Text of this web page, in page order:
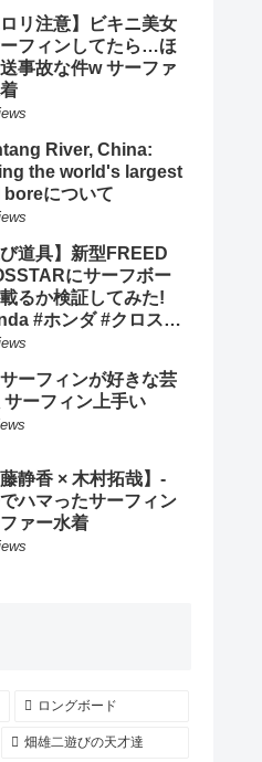
ロリ注意】ビキニ美女
フィンしてたら…ほ
事故な件w サーファ
River, China:
the world's largest
について
び道具】新型FREED
にサーフボー
載るか検証してみた!
#ホンダ #クロスタ
ーフィンが好きな芸
サーフィン上手い
藤静香 × 木村拓哉】-
ハマったサーフィン
ァー水着
ロングボード
畑雄二遊びの天才達